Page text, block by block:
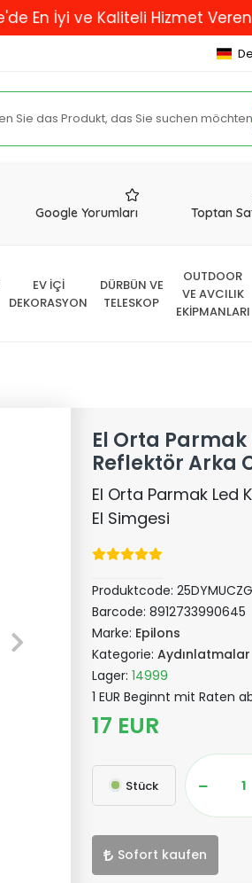
Kaliteli Hizmet Veren XML
Google Yorumları Toptan
EV İÇİ
DEKORASYON
DÜRBÜN VE
TELESKOP
OUTDOOR
VE AVCILIK
EKİPMANLARI
El Orta
Reflektör Arka
El Orta Parmak Led
El Simgesi
Produktcode:
Barcode:8912733990645
Marke: Epilons
Kategorie:Aydınlatmalar
Lager:14999
1 EUR Beginnt mit Raten
17 EUR
Stück
Sofort kaufen